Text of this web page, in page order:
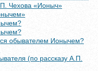
Чехова «Ионыч»
обывателем Ионычем?
(по рассказу А.П.